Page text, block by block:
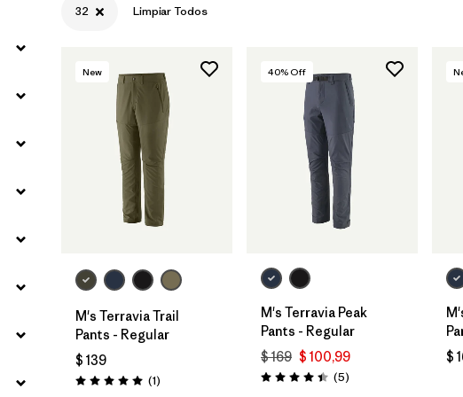
Filtrar por
Sport
Filtrar por
Gender
32 Limpiar Todos
New
M's Terravia Trail
Pants - Regular
$ 139
Valoración: 5.0 / 5
(1Comentarios
)
40% Off
M's Terravia Peak
Pants - Regular
$ 169 $ 100,99
Valoración: 4.4 / 5
(5Comentarios
)
$